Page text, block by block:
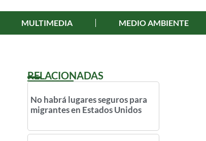
MULTIMEDIA MEDIO AMBIENTE
RELACIONADAS
No habrá lugares seguros para
migrantes en Estados Unidos